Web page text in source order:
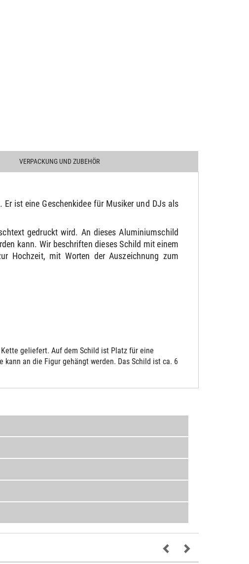
VERPACKUNG UND ZUBEHÖR
ist eine Geschenkidee für Musiker und DJs als
gedruckt wird. An dieses Aluminiumschild
kann. Wir beschriften dieses Schild mit einem
Hochzeit, mit Worten der Auszeichnung zum
geliefert. Auf dem Schild ist Platz für eine
kann an die Figur gehängt werden. Das Schild ist ca. 6